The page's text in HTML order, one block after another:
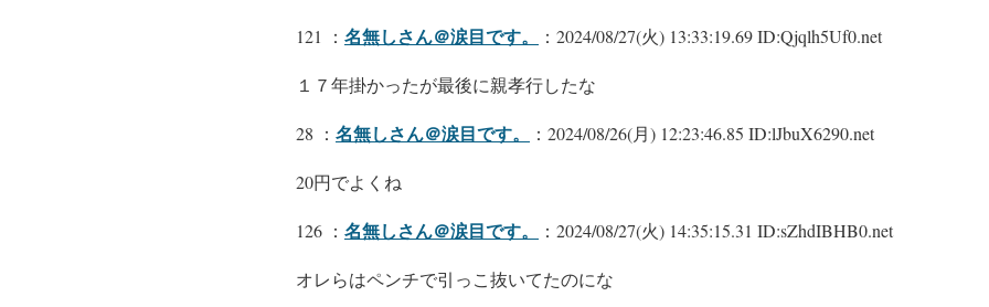
121 ： 名無しさん＠涙目です。 ：2024/08/27(火) 13:33:19.69 ID:Qjqlh5Uf0.net
１７年掛かったが最後に親孝行したな
28 ： 名無しさん＠涙目です。 ：2024/08/26(月) 12:23:46.85 ID:lJbuX6290.net
20円でよくね
126 ： 名無しさん＠涙目です。 ：2024/08/27(火) 14:35:15.31 ID:sZhdIBHB0.net
オレらはペンチで引っこ抜いてたのにな